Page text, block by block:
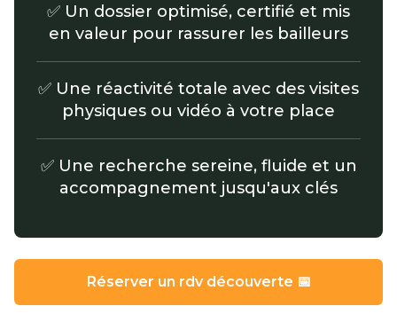
✅ Un dossier optimisé, certifié et mis
en valeur pour rassurer les bailleurs
✅ Une réactivité totale avec des visites
physiques ou vidéo à votre place
✅ Une recherche sereine, fluide et un
accompagnement jusqu'aux clés
Réserver un rdv découverte 📅